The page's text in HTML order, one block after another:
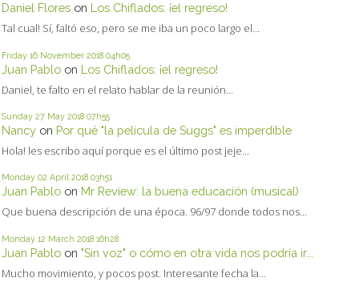
Daniel Flores on Los Chiflados: ¡el regreso!
Tal cual! Sí, faltó eso, pero se me iba un poco largo el...
Friday 16 November 2018 04h05
Juan Pablo on Los Chiflados: ¡el regreso!
Daniel, te falto en el relato hablar de la reunión...
Sunday 27 May 2018 07h55
Nancy on Por qué "la película de Suggs" es imperdible
Hola! les escribo aquí porque es el último post jeje...
Monday 02 April 2018 03h51
Juan Pablo on Mr Review: la buena educación (musical)
Que buena descripción de una época. 96/97 donde todos nos...
Monday 12 March 2018 16h28
Juan Pablo on "Sin voz" o cómo en otra vida nos podría ir...
Mucho movimiento, y pocos post. Interesante fecha la...